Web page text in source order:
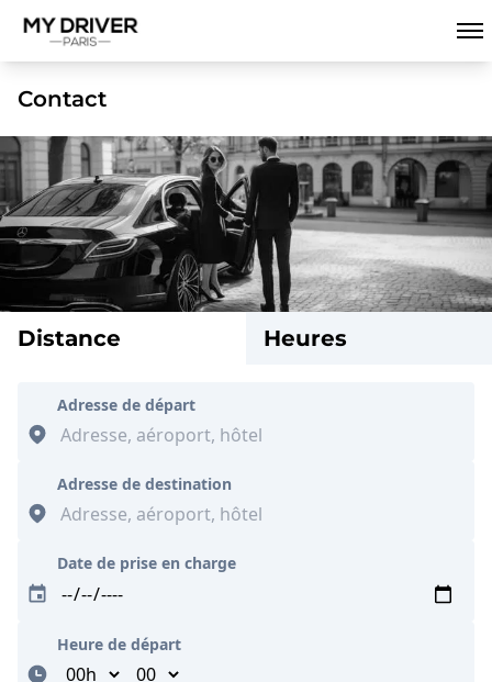
Contact
Distance Heures
Adresse de départ
Adresse de destination
Date de prise en charge
Heure de départ
Minutes